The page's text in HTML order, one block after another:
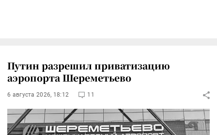
Путин разрешил приватизацию
аэропорта Шереметьево
6 августа 2026, 18:12 11